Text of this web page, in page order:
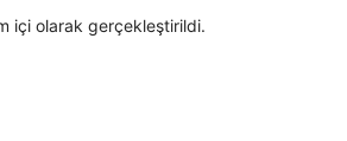
içi olarak gerçekleştirildi.